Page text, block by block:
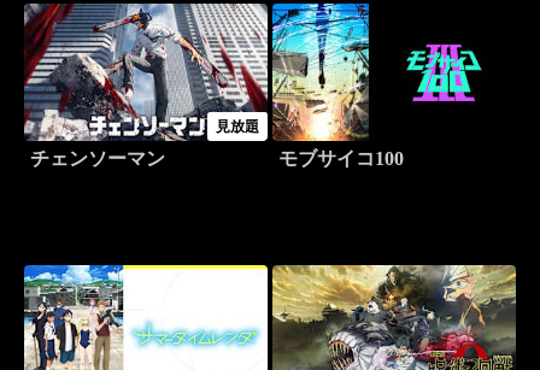
見放題
チェンソーマン モブサイコ100